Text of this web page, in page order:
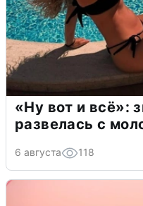
«Ну вот и всё»:
развелась с
6 августа 118